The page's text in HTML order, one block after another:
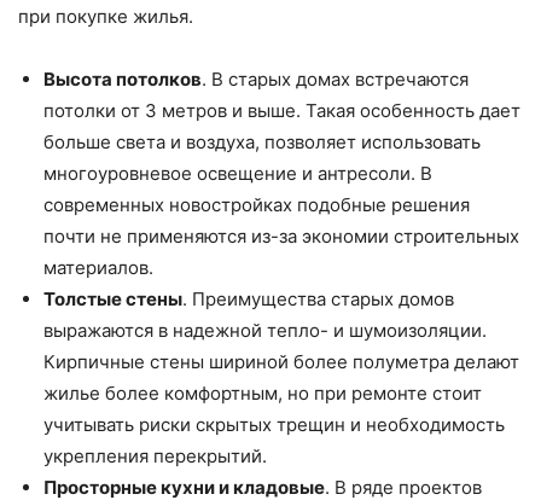
при покупке жилья.
Высота потолков. В старых домах встречаются
потолки от 3 метров и выше. Такая особенность дает
больше света и воздуха, позволяет использовать
многоуровневое освещение и антресоли. В
современных новостройках подобные решения
почти не применяются из-за экономии строительных
материалов.
Толстые стены. Преимущества старых домов
выражаются в надежной тепло- и шумоизоляции.
Кирпичные стены шириной более полуметра делают
жилье более комфортным, но при ремонте стоит
учитывать риски скрытых трещин и необходимость
укрепления перекрытий.
Просторные кухни и кладовые. В ряде проектов